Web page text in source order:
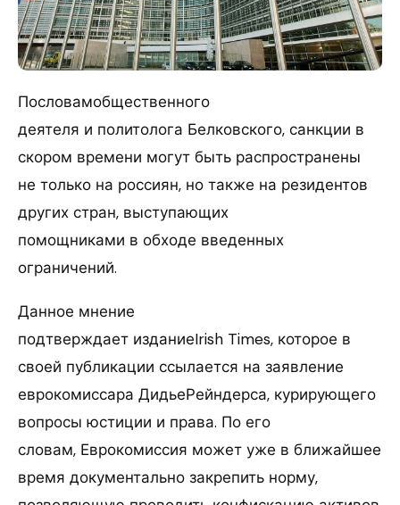
Пословамобщественного
деятеля и политолога Белковского, санкции в
скором времени могут быть распространены
не только на россиян, но также на резидентов
других стран, выступающих
помощниками в обходе введенных
ограничений.
Данное мнение
подтверждает изданиеIrish Times, которое в
своей публикации ссылается на заявление
еврокомиссара ДидьеРейндерса, курирующего
вопросы юстиции и права. По его
словам, Еврокомиссия может уже в ближайшее
время документально закрепить норму,